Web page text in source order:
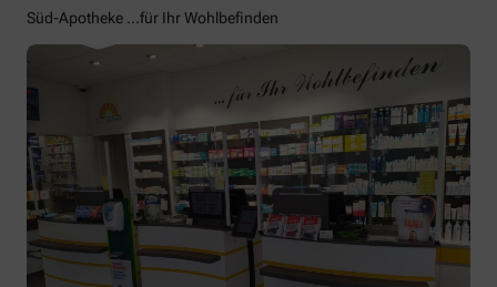
Süd-Apotheke …für Ihr Wohlbefinden